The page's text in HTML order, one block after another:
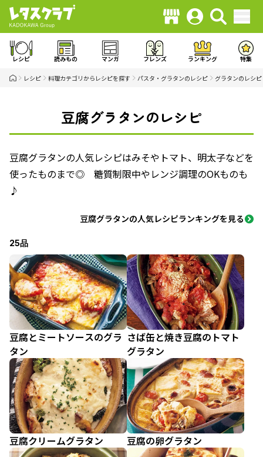
レシピ 読みもの マンガ フレンズ ランキング 特集
レシピ 料理カテゴリからレシピを探す パスタ・グラタンのレシピ グラタンのレシピ
豆腐グラタンのレシピ
豆腐グラタンの人気レシピはみそやトマト、明太子などを
使ったものまで◎ 糖質制限中やレンジ調理のOKものも
♪
豆腐グラタンの人気レシピランキングを見る
25品
豆腐とミートソースのグラ
タン
さば缶と焼き豆腐のトマト
グラタン
豆腐クリームグラタン 豆腐の卵グラタン